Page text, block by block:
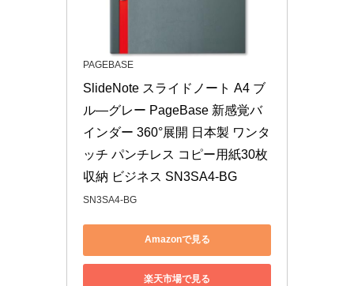
PAGEBASE
SlideNote スライドノート A4 ブ
ル―グレー PageBase 新感覚バ
インダー 360°展開 日本製 ワンタ
ッチ パンチレス コピー用紙30枚
収納 ビジネス SN3SA4-BG
SN3SA4-BG
Amazonで見る
楽天市場で見る